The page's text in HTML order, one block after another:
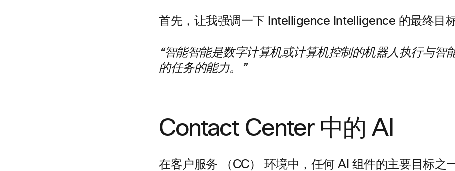
首先，让我强调一下 Intelligence Intelligence 的最终目标
“智能智能是数字计算机或计算机控制的机器人执行与智
的任务的能力。”
Contact Center 中的 AI
在客户服务 （CC） 环境中，任何 AI 组件的主要目标之